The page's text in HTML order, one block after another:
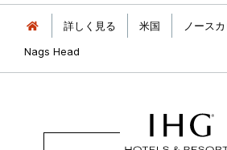
詳しく見る 米国
ノース
Nags Head